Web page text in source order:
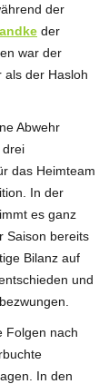
der
der
war der
als der Hasloh
Abwehr
drei
das Heimteam
In der
es ganz
Saison bereits
Bilanz auf
und
Folgen nach
In den